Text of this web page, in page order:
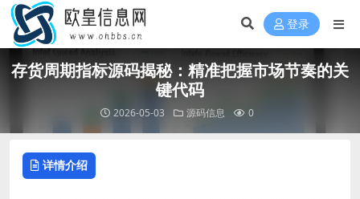
登录
存货周期指标源码揭秘：精准把握市场节奏的关
键代码
2026-05-03 源码信息 0
详情介绍